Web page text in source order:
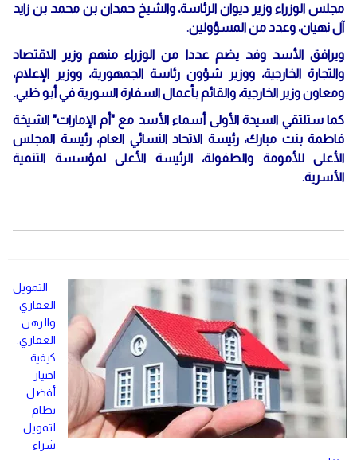
مجلس الوزراء وزير ديوان الرئاسة، والشيخ حمدان بن محمد بن زايد
آل نهيان، وعدد من المسؤولين.
ويرافق الأسد وفد يضم عددا من الوزراء منهم وزير الاقتصاد
والتجارة الخارجية، ووزير شؤون رئاسة الجمهورية، ووزير الإعلام،
ومعاون وزير الخارجية، والقائم بأعمال السفارة السورية في أبو ظبي.
كما ستلتقي السيدة الأولى أسماء الأسد مع "أم الإمارات" الشيخة
فاطمة بنت مبارك، رئيسة الاتحاد النسائي العام، رئيسة المجلس
الأعلى للأمومة والطفولة، الرئيسة الأعلى لمؤسسة التنمية
الأسرية.
التمويل
العقاري
والرهن
العقاري:
كيفية
اختيار
أفضل
نظام
لتمويل
شراء